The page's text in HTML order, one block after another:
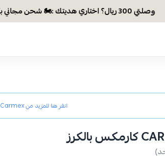
وصلتي 300 ريال؟ اختاري هديتك :🏍 شحن مجاني بكود N28 أو 💸خصم بكود EID26
انقر هنا للمزيد منCarmex